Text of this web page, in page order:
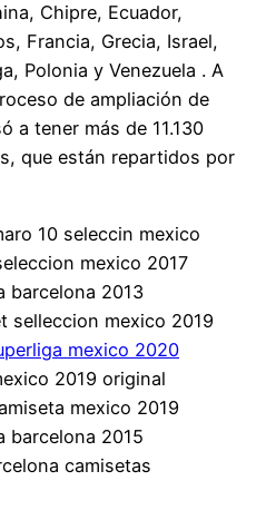
Chipre, Ecuador,
Francia, Grecia, Israel,
Polonia y Venezuela . A
de ampliación de
a tener más de 11.130
que están repartidos por